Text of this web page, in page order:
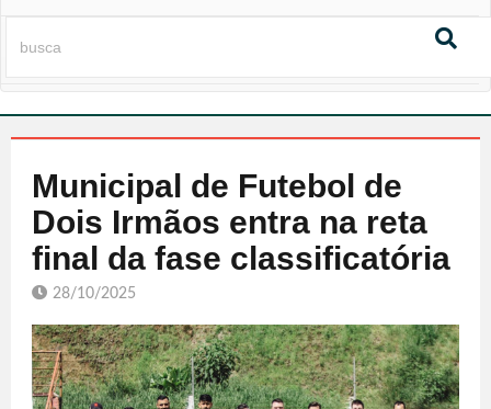
Municipal de Futebol de
Dois Irmãos entra na reta
final da fase classificatória
28/10/2025